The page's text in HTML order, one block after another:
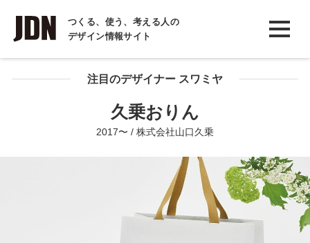
つくる、使う、考える人の
デザイン情報サイト
INTERVIEW
インタビュー
REPORT
COLUMN
注目のデザイナー スワミヤ
久乗おりん
2017〜 / 株式会社山口久乗